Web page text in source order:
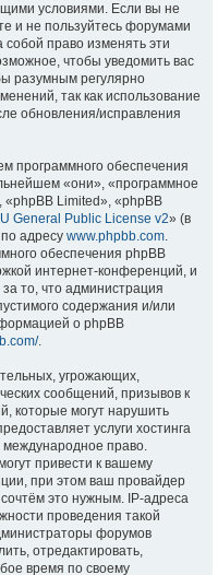
условиями. Если вы не
и не пользуйтесь форумами
право изменять эти
чтобы уведомить вас
разумным регулярно
так как использование
обновления/исправления
программного обеспечения
«они», «программное
«phpBB Limited», «phpBB
General Public License v2» (в
адресу www.phpbb.com.
обеспечения phpBB
интернет-конференций, и
то, что администрация
содержания и/или
о phpBB
.
угрожающих,
сообщений, призывов к
которые могут нарушить
услуги хостинга
право.
привести к вашему
при этом ваш провайдер
это нужным. IP-адреса
проведения такой
форумов
отредактировать,
время по своему